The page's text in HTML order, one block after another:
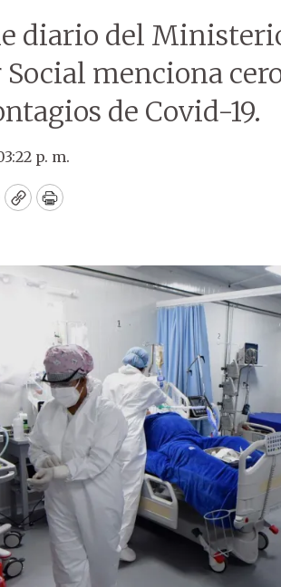
diario del
menciona
de Covid-19.
p. m.
CopyPrint